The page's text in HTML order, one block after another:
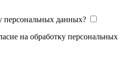
персональных данных?
на обработку персональных